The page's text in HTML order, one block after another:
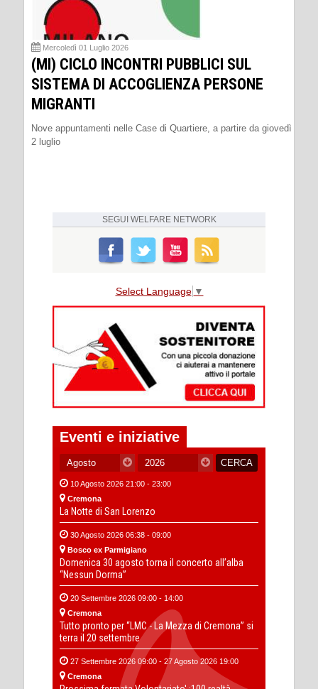
Mercoledì 01 Luglio 2026
(MI) CICLO INCONTRI PUBBLICI SUL
SISTEMA DI ACCOGLIENZA PERSONE
MIGRANTI
Nove appuntamenti nelle Case di Quartiere, a partire da giovedì
2 luglio
SEGUI WELFARE NETWORK
Select Language ▼
Eventi e iniziative
10 Agosto 2026 21:00 - 23:00
Cremona
La Notte di San Lorenzo
30 Agosto 2026 06:38 - 09:00
Bosco ex Parmigiano
Domenica 30 agosto torna il concerto all’alba
“Nessun Dorma”
20 Settembre 2026 09:00 - 14:00
Cremona
Tutto pronto per “LMC - La Mezza di Cremona” si
terra il 20 settembre
27 Settembre 2026 09:00 - 27 Agosto 2026 19:00
Cremona